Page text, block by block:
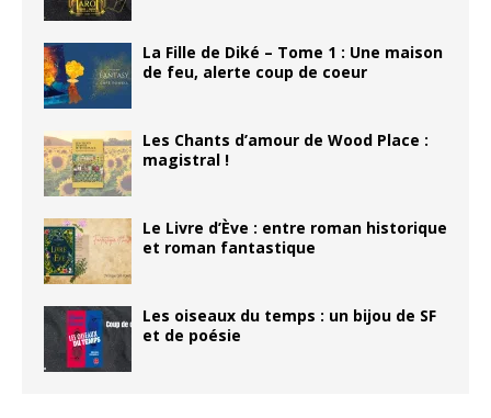
La Fille de Diké – Tome 1 : Une maison
de feu, alerte coup de coeur
Les Chants d’amour de Wood Place :
magistral !
Le Livre d’Ève : entre roman historique
et roman fantastique
Les oiseaux du temps : un bijou de SF
et de poésie